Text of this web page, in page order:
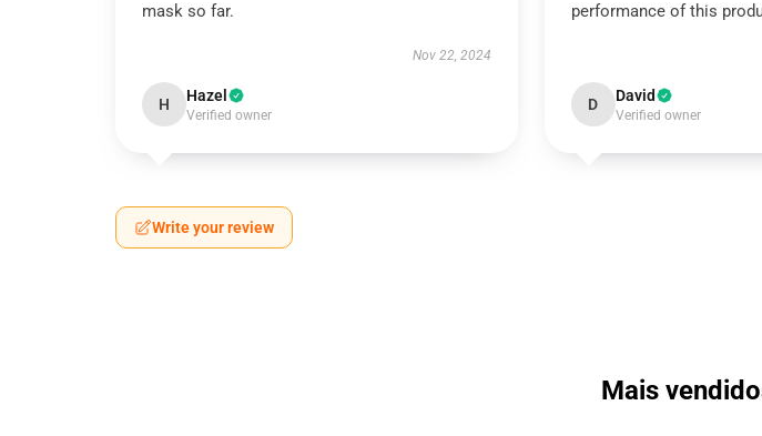
mask so far.
Nov 22, 2024
H Hazel
Verified owner
performance of this
D David
Verified owner
Write your review
Mais